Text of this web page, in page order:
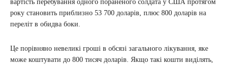
вартість перебування одного пораненого солдата у США протягом
року становить приблизно 53 700 доларів, плюс 800 доларів на
переліт в обидва боки.
Це порівняно невеликі гроші в обсязі загального лікування, яке
може коштувати до 800 тисяч доларів. Якщо такі кошти виділять,